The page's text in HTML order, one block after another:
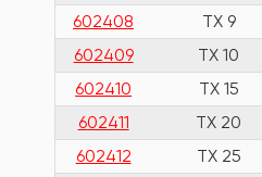
602408
TX 9
602409
TX 10
602410
TX 15
602411
TX 20
602412
TX 25